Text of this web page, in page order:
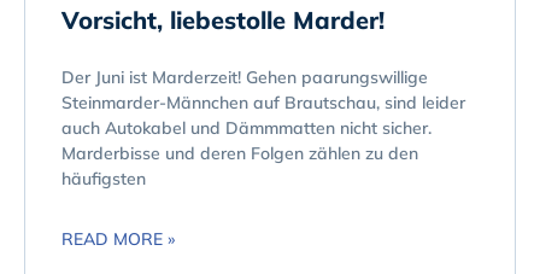
Vorsicht, liebestolle Marder!
Der Juni ist Marderzeit! Gehen paarungswillige
Steinmarder-Männchen auf Brautschau, sind leider
auch Autokabel und Dämmmatten nicht sicher.
Marderbisse und deren Folgen zählen zu den
häufigsten
READ MORE »